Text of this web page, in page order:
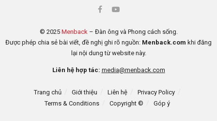
© 2025 Menback– Đàn ông và Phong cách sống.
Được phép chia sẻ bài viết, đề nghị ghi rõ nguồn: Menback.com khi đăng
lại nội dung từ website này.
Liên hệ hợp tác: media@menback.com
Trang chủ Giới thiệu Liên hệ
Privacy Policy
Terms & Conditions
Copyright © Góp ý